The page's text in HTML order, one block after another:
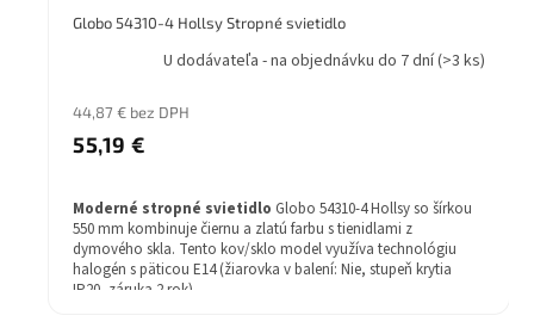
Globo 54310-4 Hollsy Stropné svietidlo
U dodávateľa - na objednávku do 7 dní(>3 ks)
44,87 € bez DPH
55,19 €
Moderné stropné svietidlo Globo 54310-4 Hollsy so šírkou
550 mm kombinuje čiernu a zlatú farbu s tienidlami z
dymového skla. Tento kov/sklo model využíva technológiu
halogén s päticou E14 (žiarovka v balení: Nie, stupeň krytia
IP20, záruka 2 rok).